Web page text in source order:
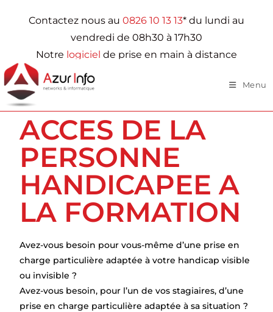
Contactez nous au 0826 10 13 13* du lundi au
vendredi de 08h30 à 17h30
Notre logiciel de prise en main à distance
Menu
ACCES DE LA
PERSONNE
HANDICAPEE A
LA FORMATION
Avez-vous besoin pour vous-même d’une prise en
charge particulière adaptée à votre handicap visible
ou invisible ?
Avez-vous besoin, pour l’un de vos stagiaires, d’une
prise en charge particulière adaptée à sa situation ?